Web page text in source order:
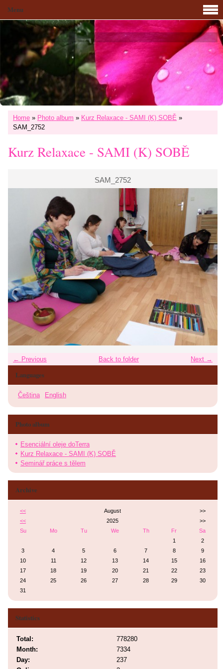
Home » Photo album » Kurz Relaxace - SAMI (K) SOBĚ »
SAM_2752
Kurz Relaxace - SAMI (K) SOBĚ
SAM_2752
← Previous Next →
Back to folder
Languages
Čeština English
Menu
Photo album
Esenciální oleje doTerra
Kurz Relaxace - SAMI (K) SOBĚ
Seminář práce s tělem
Archive
<< August
>>
<<
2025
>>
Su
Mo Tu We Th Fr
Sa
1
2
3
4 5 6 7 8
9
10
11 12 13 14 15
16
17
18 19 20 21 22
23
24
25 26 27 28 29
30
31
Statistics
Total:
778280
Month:
7334
Day:
237